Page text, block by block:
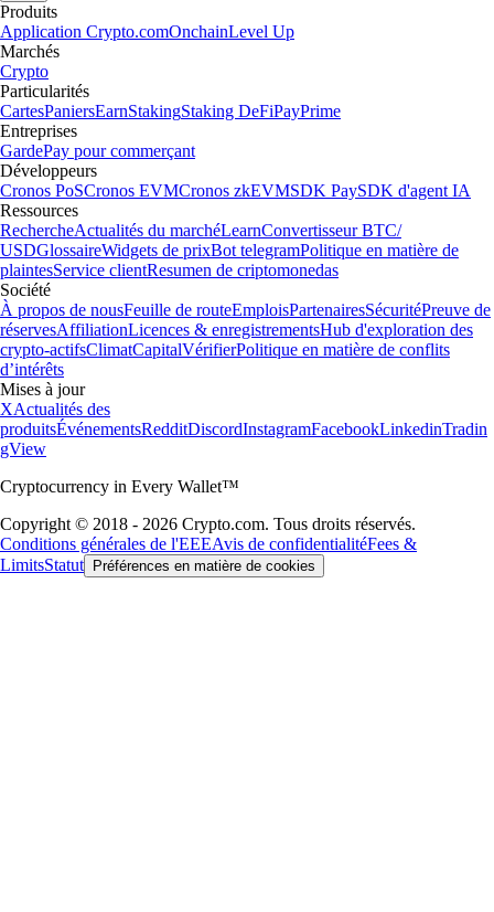
Produits
Application Crypto.comOnchainLevel Up
Marchés
Crypto
Particularités
CartesPaniersEarnStakingStaking DeFiPayPrime
Entreprises
GardePay pour commerçant
Développeurs
Cronos PoSCronos EVMCronos zkEVMSDK PaySDK d'agent IA
Ressources
RechercheActualités du marchéLearnConvertisseur BTC/
USDGlossaireWidgets de prixBot telegramPolitique en matière de
plaintesService clientResumen de criptomonedas
Société
À propos de nousFeuille de routeEmploisPartenairesSécuritéPreuve de
réservesAffiliationLicences & enregistrementsHub d'exploration des
crypto-actifsClimatCapitalVérifierPolitique en matière de conflits
d’intérêts
Mises à jour
XActualités des
produitsÉvénementsRedditDiscordInstagramFacebookLinkedinTradin
gView
Cryptocurrency in Every Wallet™
Copyright © 2018 - 2026 Crypto.com. Tous droits réservés.
Conditions générales de l'EEEAvis de confidentialitéFees &
LimitsStatut Préférences en matière de cookies